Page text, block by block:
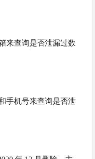
来查询是否泄漏过数
手机号来查询是否泄